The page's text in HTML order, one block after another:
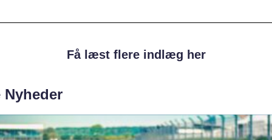
Få læst flere indlæg her
Nyheder